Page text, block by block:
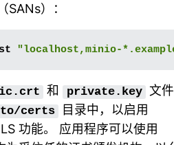
SANs）：
"localhost,minio-
和 private.key 文件
certs
目录中，以启用
功能。 应用程序可以使用